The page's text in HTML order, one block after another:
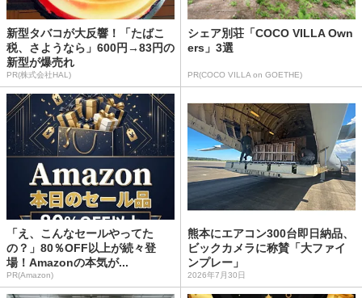
新型タバコが大反響！「たばこ
税、さようなら」600円→83円の
新型が爆売れ
PR(株式会社HAL)
シェア別荘「COCO VILLA Own
ers」3選
PR(COCO VILLA on GOETHE)
「え、こんなセールやってた
の？」80％OFF以上が続々登
場！Amazonの本気が...
PR(Amazon)
熊本にエアコン300台即日納品、
ビックカメラに称賛「大ファイ
ンプレー」
2026年7月30日